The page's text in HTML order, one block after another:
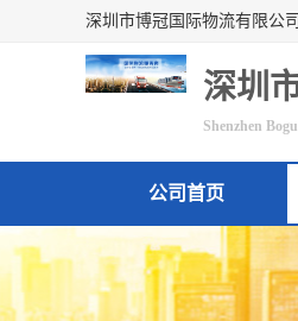
深圳
Shenzhen
公司首页
联系方式